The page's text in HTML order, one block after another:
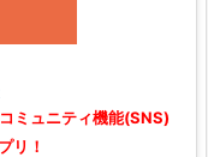
ミュニティ機能(SNS)
リ！